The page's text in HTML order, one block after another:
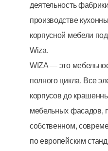
деятельность
производстве
корпусной мебели
Wiza.
WIZA — это
полного цикла. Все
корпусов до
мебельных фасадов,
собственном,
по европейским